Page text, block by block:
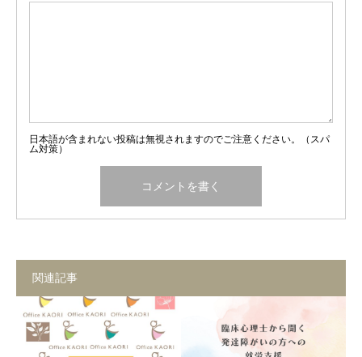
日本語が含まれない投稿は無視されますのでご注意ください。（スパ
ム対策）
関連記事